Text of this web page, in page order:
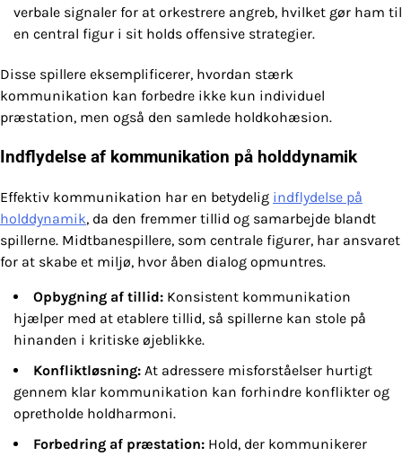
verbale signaler for at orkestrere angreb, hvilket gør ham til
en central figur i sit holds offensive strategier.
Disse spillere eksemplificerer, hvordan stærk
kommunikation kan forbedre ikke kun individuel
præstation, men også den samlede holdkohæsion.
Indflydelse af kommunikation på holddynamik
Effektiv kommunikation har en betydelig indflydelse på
holddynamik, da den fremmer tillid og samarbejde blandt
spillerne. Midtbanespillere, som centrale figurer, har ansvaret
for at skabe et miljø, hvor åben dialog opmuntres.
Opbygning af tillid: Konsistent kommunikation
hjælper med at etablere tillid, så spillerne kan stole på
hinanden i kritiske øjeblikke.
Konfliktløsning: At adressere misforståelser hurtigt
gennem klar kommunikation kan forhindre konflikter og
opretholde holdharmoni.
Forbedring af præstation: Hold, der kommunikerer